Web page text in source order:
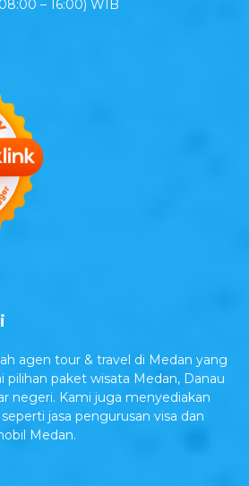
– 16:00) WIB
agen tour & travel di Medan yang
pilihan paket wisata Medan, Danau
negeri. Kami juga menyediakan
jasa pengurusan visa dan
Medan.